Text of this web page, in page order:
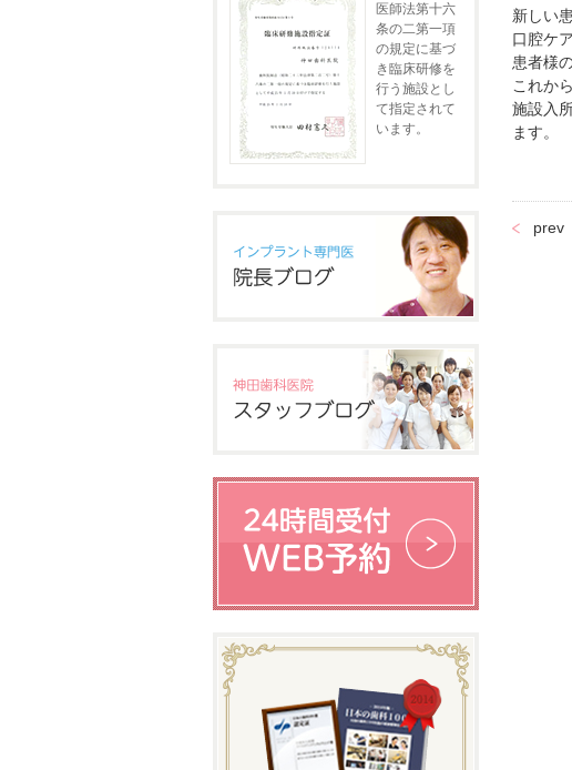
新しい
口腔ケ
患者様
これか
施設入
ます。
prev
医師法第十六
条の二第一項
の規定に基づ
き臨床研修を
行う施設とし
て指定されて
います。